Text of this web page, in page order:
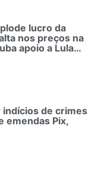
lucro da
nos preços na
apoio a Lula
indícios de crimes
emendas Pix,